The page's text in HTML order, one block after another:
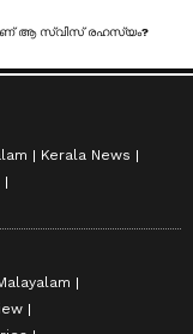
Kerala News